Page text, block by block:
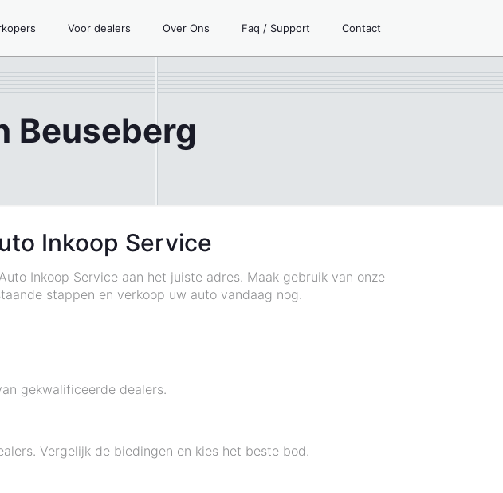
Voor dealers Over Ons Faq / Support Contact
Beuseberg
Inkoop Service
Inkoop Service aan het juiste adres. Maak gebruik van onze
stappen en verkoop uw auto vandaag nog.
gekwalificeerde dealers.
Vergelijk de biedingen en kies het beste bod.